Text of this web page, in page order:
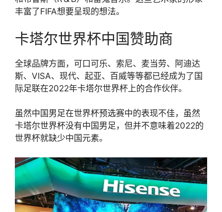
丰富了FIFA想要呈现的想法。
卡塔尔世界杯中国赞助商
全球品牌方面，可口可乐、索尼、麦当劳、阿迪达
斯、VISA、现代、起亚、百威等等都已经成为了国
际足联在2022年卡塔尔世界杯上的合作伙伴。
虽然中国男足在世界杯预选赛中的表现不佳，虽然
卡塔尔世界杯没有中国男足，但并不意味着2022的
世界杯就缺少中国元素。